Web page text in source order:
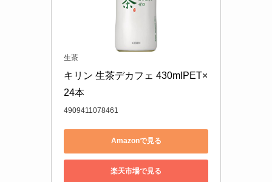
生茶
キリン 生茶デカフェ 430mlPET×
24本
4909411078461
Amazonで見る
楽天市場で見る